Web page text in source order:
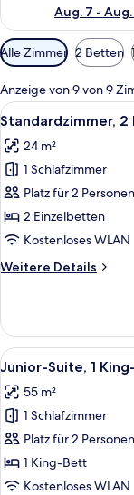
Aug. 7 - Aug.
Verfügbare
Filter
für
Zimmer
Alle Zimmer 2 Betten
Anzeige von 9 von 9
Alle
Fotos
für
Standardzimmer,
2 Einzelbetten
anzeigen
5
Standardzimmer,
24 m²
1 Schlafzimmer
Platz für 2 Personen
2 Einzelbetten
Kostenloses WLAN
Weitere Details
Weitere
2 Einzelbetten
Alle
Fotos
für
Junior-
Suite,
1 King-
Bett
8
Junior-Suite, 1
55 m²
1 Schlafzimmer
Platz für 2 Personen
1 King-Bett
Kostenloses WLAN